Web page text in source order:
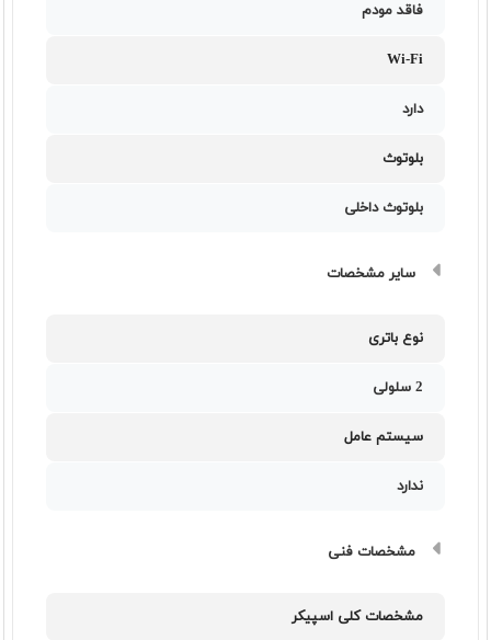
فاقد مودم
Wi-Fi
دارد
بلوتوث
بلوتوث داخلی
سایر مشخصات
نوع باتری
2 سلولی
سیستم عامل
ندارد
مشخصات فنی
مشخصات کلی اسپیکر